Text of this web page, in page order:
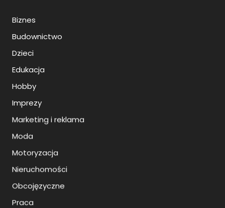
Biznes
Budownictwo
Dzieci
Edukacja
Hobby
Imprezy
Marketing i reklama
Moda
Motoryzacja
Nieruchomości
Obcojęzyczne
Praca